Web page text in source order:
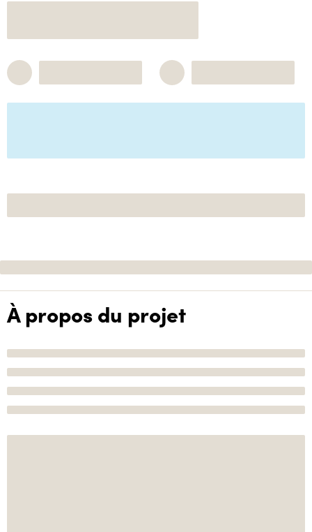
À propos du projet